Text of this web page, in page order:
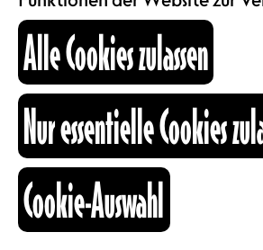
SUCHE
Kulturraum
Ein Abend, bei welchem
musikalische und
Verbundenheit sich als
nostalgischer Faden
Laure Betris und Yann
nehmen uns mit auf eine
musikalische Reise
Tradition und Moderne
ihre EP “Merya” vor
Publikum. Gänsehaut
Alle Cookies zulassen
Nur essentielle Cookies
Cookie-Auswahl